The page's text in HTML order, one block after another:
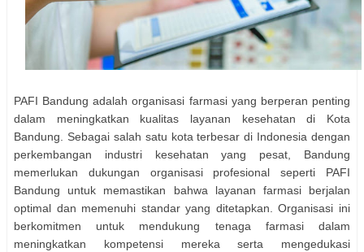
PAFI Bandung adalah organisasi farmasi yang berperan penting
dalam meningkatkan kualitas layanan kesehatan di Kota
Bandung. Sebagai salah satu kota terbesar di Indonesia dengan
perkembangan industri kesehatan yang pesat, Bandung
memerlukan dukungan organisasi profesional seperti PAFI
Bandung untuk memastikan bahwa layanan farmasi berjalan
optimal dan memenuhi standar yang ditetapkan. Organisasi ini
berkomitmen untuk mendukung tenaga farmasi dalam
meningkatkan kompetensi mereka serta mengedukasi